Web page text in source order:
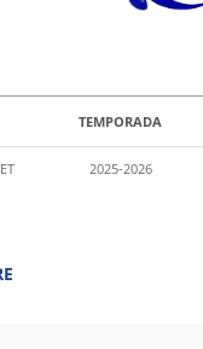
TEMPORADA
2025-2026